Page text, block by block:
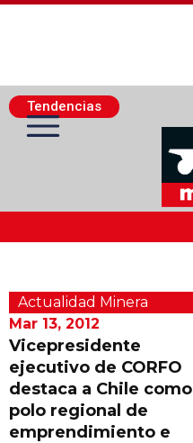
Tendencias
Actualidad Minera
Minería Superficie
Minerí­a Subterránea
Proveedores
Actualidad Minera
Mar 13, 2012
Vicepresidente
ejecutivo de CORFO
destaca a Chile como
polo regional de
emprendimiento e